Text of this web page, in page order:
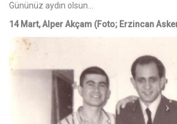
Gününüz aydın olsun…
14 Mart, Alper Akçam (Foto; Erzincan